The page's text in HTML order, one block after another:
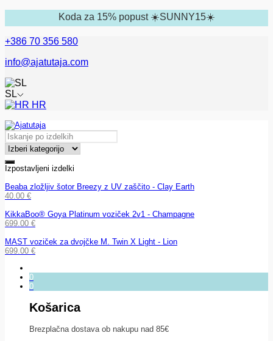
Koda za 15% popust ☀️SUNNY15☀️
+386 70 356 580
info@ajatutaja.com
SL
HR
Izpostavljeni izdelki
Beaba zložljiv šotor Breezy z UV zaščito - Clay Earth
40.00 €
KikkaBoo® Goya Platinum voziček 2v1 - Champagne
699.00 €
MAST voziček za dvojčke M. Twin X Light - Lion
699.00 €
0
0
Košarica
Brezplačna dostava ob nakupu nad 85€